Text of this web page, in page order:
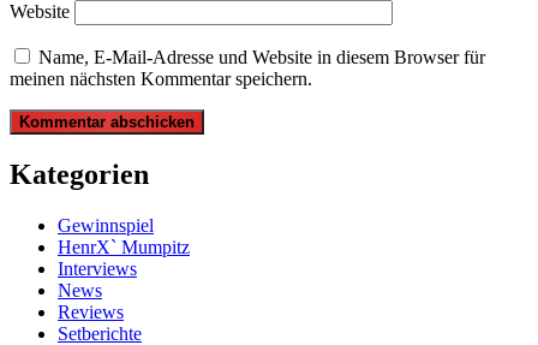
Website
Name, E-Mail-Adresse und Website in diesem Browser für
meinen nächsten Kommentar speichern.
Kategorien
Gewinnspiel
HenrX` Mumpitz
Interviews
News
Reviews
Setberichte